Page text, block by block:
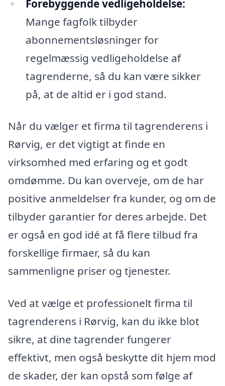
Forebyggende vedligeholdelse:
Mange fagfolk tilbyder
abonnementsløsninger for
regelmæssig vedligeholdelse af
tagrenderne, så du kan være sikker
på, at de altid er i god stand.
Når du vælger et firma til tagrenderens i
Rørvig, er det vigtigt at finde en
virksomhed med erfaring og et godt
omdømme. Du kan overveje, om de har
positive anmeldelser fra kunder, og om de
tilbyder garantier for deres arbejde. Det
er også en god idé at få flere tilbud fra
forskellige firmaer, så du kan
sammenligne priser og tjenester.
Ved at vælge et professionelt firma til
tagrenderens i Rørvig, kan du ikke blot
sikre, at dine tagrender fungerer
effektivt, men også beskytte dit hjem mod
de skader, der kan opstå som følge af